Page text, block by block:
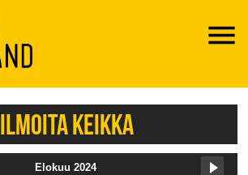
ILMOITA KEIKKA
Elokuu 2024